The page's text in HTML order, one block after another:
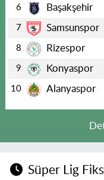
6 Başakşehir
7 Samsunspor
8 Rizespor
9 Konyaspor
10 Alanyaspor
Süper Lig